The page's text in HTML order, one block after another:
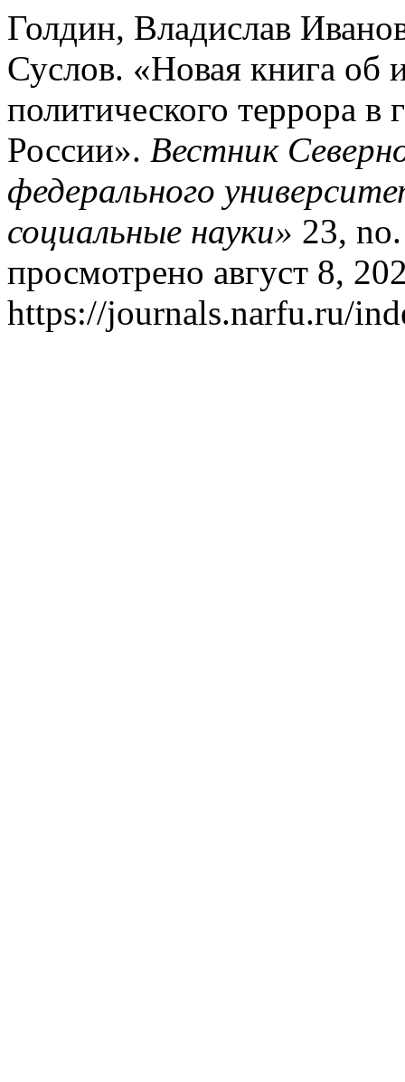
Голдин, Владислав
Суслов. «Новая книга об
политического террора
России». Вестник
федерального
социальные науки» 23,
просмотрено август 8,
https://journals.narfu.ru/